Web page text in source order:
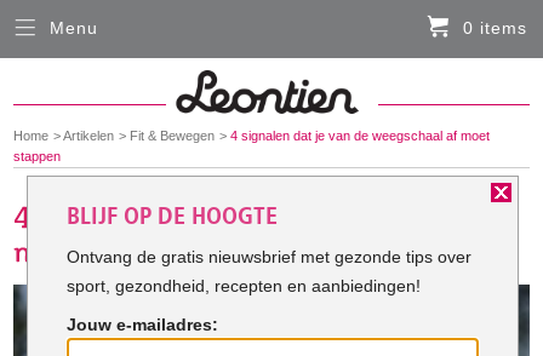
You
are
here:
Home Artikelen Fit & Bewegen
4 signalen dat je van de weegschaal af moet
stappen
Menu 0 items
Sluiten
HARDLOOPKLEDING
FIETSKLEDING
SERVICE
Inloggen
BLIJF OP DE HOOGTE
Ontvang de gratis nieuwsbrief met gezonde tips over
sport, gezondheid, recepten en aanbiedingen!
Jouw e-mailadres: